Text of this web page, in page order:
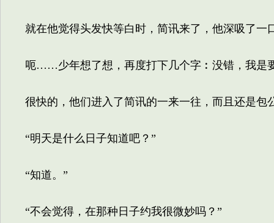
就在他觉得头发快等白时，简讯来了，他深吸了
呃……少年想了想，再度打下几个字︰没错，我是
很快的，他们进入了简讯的一来一往，而且还是包
“明天是什么日子知道吧？”
“知道。”
“不会觉得，在那种日子约我很微妙吗？”